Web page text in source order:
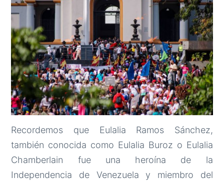
Recordemos que Eulalia Ramos Sánchez,
también conocida como Eulalia Buroz o Eulalia
Chamberlain fue una heroína de la
Independencia de Venezuela y miembro del